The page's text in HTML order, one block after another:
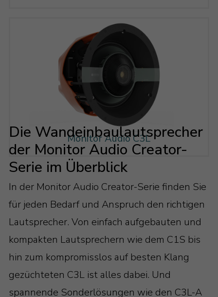
Monitor Audio C3L
Die Wandeinbaulautsprecher
der Monitor Audio Creator-
Serie im Überblick
In der Monitor Audio Creator-Serie finden Sie
für jeden Bedarf und Anspruch den richtigen
Lautsprecher. Von einfach aufgebauten und
kompakten Lautsprechern wie dem C1S bis
hin zum kompromisslos auf besten Klang
gezüchteten C3L ist alles dabei. Und
spannende Sonderlösungen wie den C3L-A